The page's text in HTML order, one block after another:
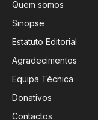
Quem somos
Sinopse
Estatuto Editorial
Agradecimentos
Equipa Técnica
Donativos
Contactos